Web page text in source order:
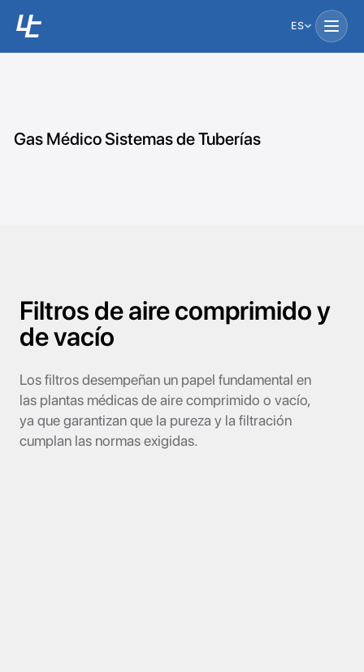
ES
Gas Médico Sistemas de Tuberías
Filtros de aire comprimido y
de vacío
Los filtros desempeñan un papel fundamental en
las plantas médicas de aire comprimido o vacío,
ya que garantizan que la pureza y la filtración
cumplan las normas exigidas.